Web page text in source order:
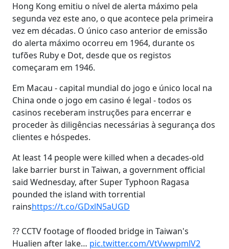
Hong Kong emitiu o nível de alerta máximo pela
segunda vez este ano, o que acontece pela primeira
vez em décadas. O único caso anterior de emissão
do alerta máximo ocorreu em 1964, durante os
tufões Ruby e Dot, desde que os registos
começaram em 1946.
Em Macau - capital mundial do jogo e único local na
China onde o jogo em casino é legal - todos os
casinos receberam instruções para encerrar e
proceder às diligências necessárias à segurança dos
clientes e hóspedes.
At least 14 people were killed when a decades-old
lake barrier burst in Taiwan, a government official
said Wednesday, after Super Typhoon Ragasa
pounded the island with torrential
rainshttps://t.co/GDxlN5aUGD
?? CCTV footage of flooded bridge in Taiwan's
Hualien after lake… pic.twitter.com/VtVwwpmlV2